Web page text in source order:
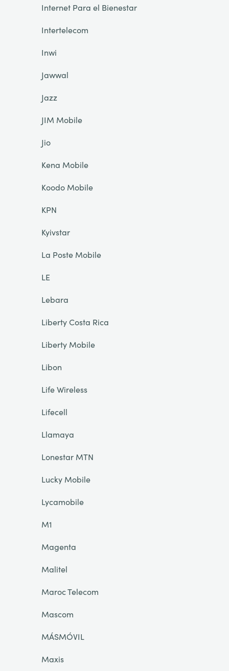
Internet Para el Bienestar
Intertelecom
Inwi
Jawwal
Jazz
JIM Mobile
Jio
Kena Mobile
Koodo Mobile
KPN
Kyivstar
La Poste Mobile
LE
Lebara
Liberty Costa Rica
Liberty Mobile
Libon
Life Wireless
Lifecell
Llamaya
Lonestar MTN
Lucky Mobile
Lycamobile
M1
Magenta
Malitel
Maroc Telecom
Mascom
MÁSMÓVIL
Maxis